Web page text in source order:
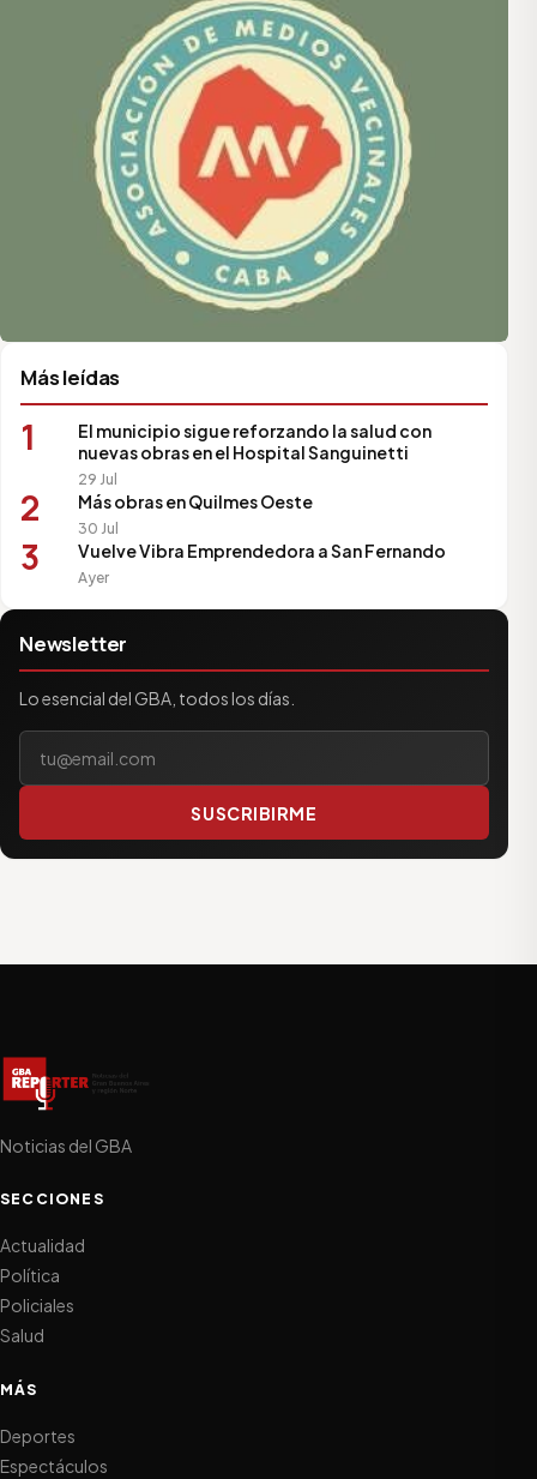
Más leídas
1
El municipio sigue reforzando la salud con
nuevas obras en el Hospital Sanguinetti
29 Jul
2 Más obras en Quilmes Oeste
30 Jul
3 Vuelve Vibra Emprendedora a San Fernando
Ayer
Newsletter
Lo esencial del GBA, todos los días.
SUSCRIBIRME
Noticias del GBA
SECCIONES
Actualidad
Política
Policiales
Salud
MÁS
Deportes
Espectáculos